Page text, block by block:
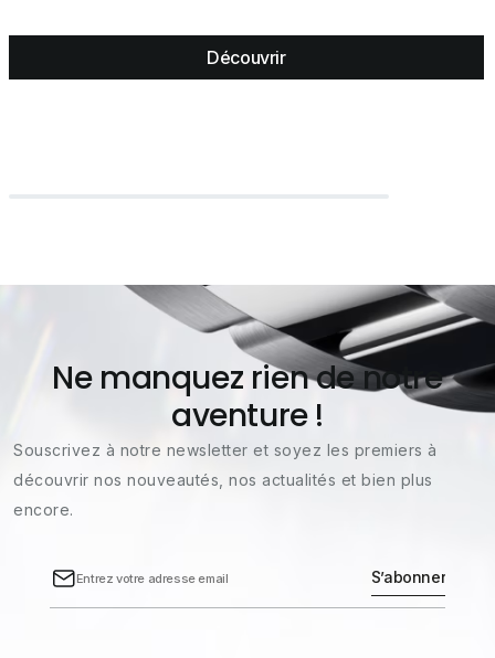
Découvrir
Ne manquez rien de notre
aventure !
Souscrivez à notre newsletter et soyez les premiers à
découvrir nos nouveautés, nos actualités et bien plus
encore.